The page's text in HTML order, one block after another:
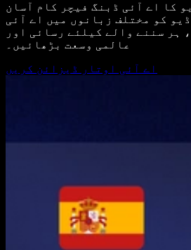
کا اے آئی ڈبنگ فیچر کام آسان
کو مختلف زبانوں میں اے آئی
ہر سننے والے کیلئے رسائی اور
عالمی وسعت بڑھائیں۔
اے آئی اوتار ڈیزائن کریں